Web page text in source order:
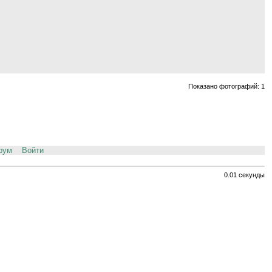
Показано фотографий: 1
Войти
0.01 секунды